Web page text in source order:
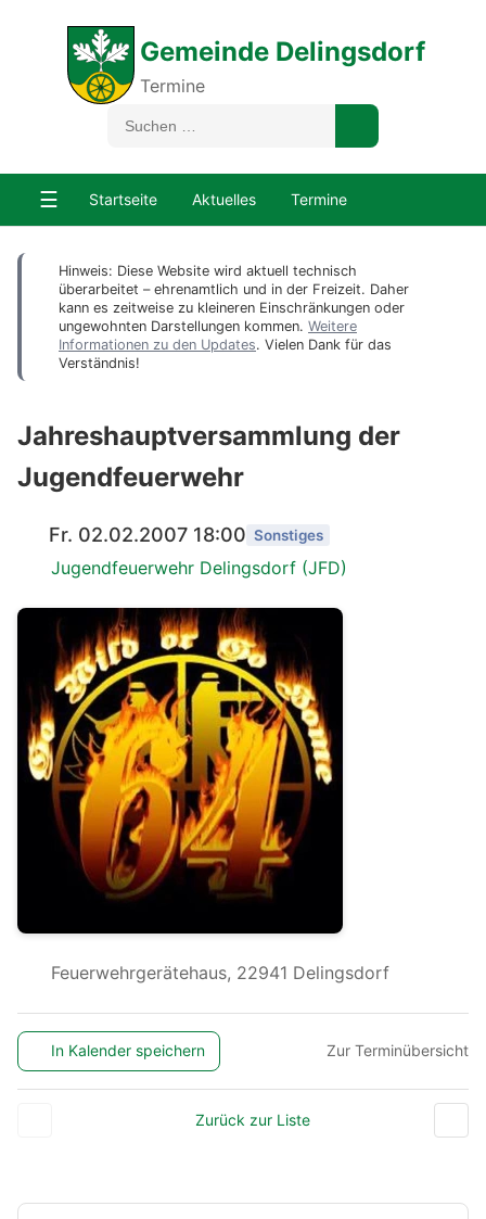
Gemeinde Delingsdorf
Termine
☰ Startseite Aktuelles Termine
Hinweis: Diese Website wird aktuell technisch
überarbeitet – ehrenamtlich und in der Freizeit. Daher
kann es zeitweise zu kleineren Einschränkungen oder
ungewohnten Darstellungen kommen. Weitere
Informationen zu den Updates. Vielen Dank für das
Verständnis!
Jahreshauptversammlung der
Jugendfeuerwehr
Fr. 02.02.2007 18:00 Sonstiges
Jugendfeuerwehr Delingsdorf (JFD)
Feuerwehrgerätehaus, 22941 Delingsdorf
In Kalender speichern Zur Terminübersicht
Zurück zur Liste